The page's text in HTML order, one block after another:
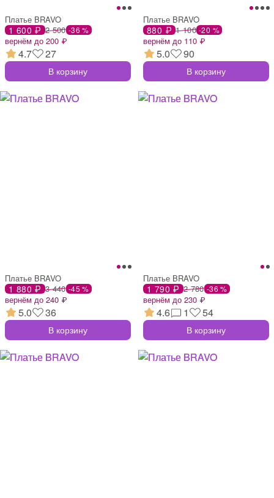
Платье BRAVO
1 600 ₽ 2 500 -36 %
вернём до 200 ₽
4.7 27
В корзину
Платье BRAVO
880 ₽ 1 100 -20 %
вернём до 110 ₽
5.0 90
В корзину
Платье BRAVO
1 880 ₽ 3 440 -45 %
вернём до 240 ₽
5.0 36
В корзину
Платье BRAVO
1 790 ₽ 2 780 -36 %
вернём до 230 ₽
4.6 1 54
В корзину